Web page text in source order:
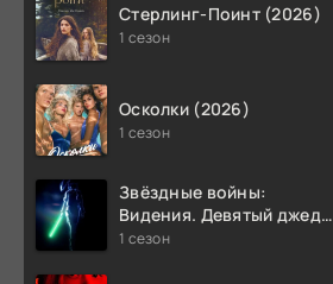
Стерлинг-Поинт (2026)
1 сезон
Осколки (2026)
1 сезон
Звёздные войны:
Видения. Девятый джедай
(2026)
1 сезон